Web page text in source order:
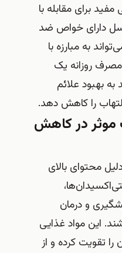
برای مقابله با
دارای خواص ضد
به مبارزه با
روزانه یک
بهبود علائم
را کاهش دهد.
موثر در کاهش
محتوای بالای
و درمان
این مواد غذایی
تقویت کرده و از